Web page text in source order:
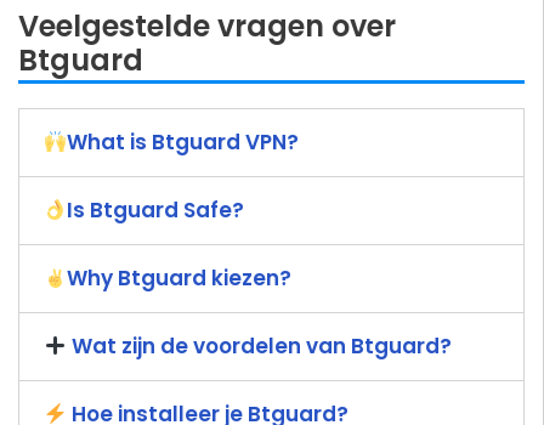
Veelgestelde vragen over
Btguard
What is Btguard VPN?
Is Btguard Safe?
Why Btguard kiezen?
Wat zijn de voordelen van Btguard?
Hoe installeer je Btguard?